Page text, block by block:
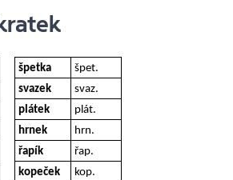
špetka
špet.
svazek
svaz.
plátek
plát.
hrnek
hrn.
řapík
řap.
kopeček kop.